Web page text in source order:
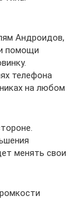
Андроидов,
помощи
телефона
на любом
менять свои